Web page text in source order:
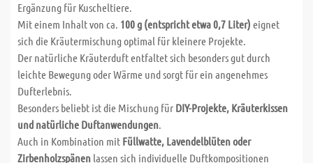
Ergänzung für Kuscheltiere.
Mit einem Inhalt von ca. 100 g (entspricht etwa 0,7 Liter) eignet
sich die Kräutermischung optimal für kleinere Projekte.
Der natürliche Kräuterduft entfaltet sich besonders gut durch
leichte Bewegung oder Wärme und sorgt für ein angenehmes
Dufterlebnis.
Besonders beliebt ist die Mischung für DIY-Projekte, Kräuterkissen
und natürliche Duftanwendungen.
Auch in Kombination mit Füllwatte, Lavendelblüten oder
Zirbenholzspänen lassen sich individuelle Duftkompositionen